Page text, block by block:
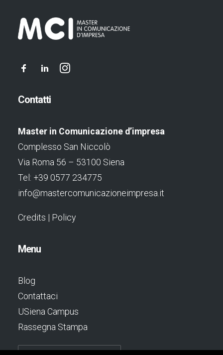
Contatti
Master in Comunicazione d’impresa
Complesso San Niccolò
Via Roma 56 – 53100 Siena
Tel: +39 0577 234775
info@mastercomunicazioneimpresa.it
Credits | Policy
Menu
Blog
Contattaci
USiena Campus
Rassegna Stampa